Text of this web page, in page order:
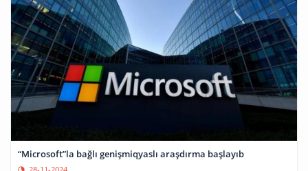
“Microsoft”la bağlı genişmiqyaslı araşdırma başlayıb